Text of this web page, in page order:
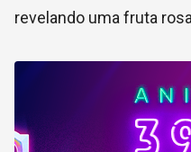
revelando uma fruta